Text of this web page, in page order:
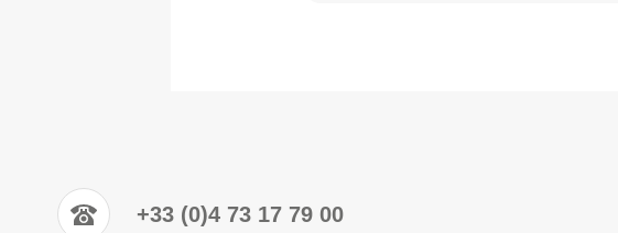
+33 (0)4 73 17 79 00